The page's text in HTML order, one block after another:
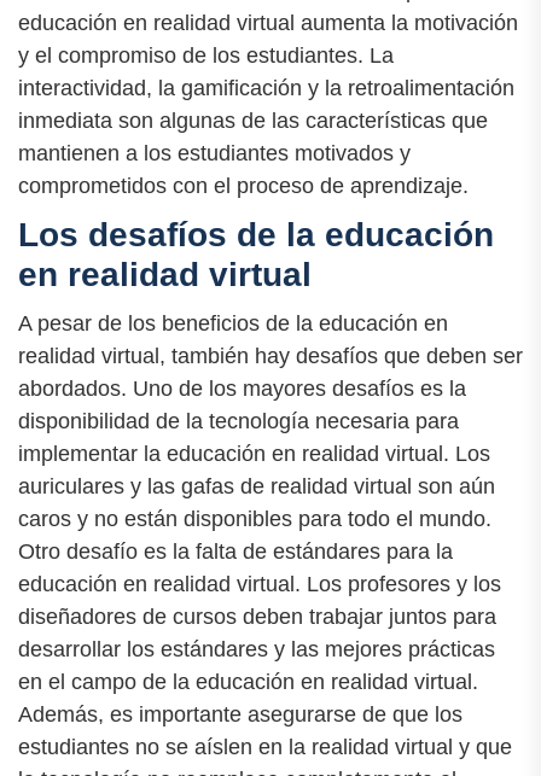
educación en realidad virtual aumenta la motivación
y el compromiso de los estudiantes. La
interactividad, la gamificación y la retroalimentación
inmediata son algunas de las características que
mantienen a los estudiantes motivados y
comprometidos con el proceso de aprendizaje.
Los desafíos de la educación
en realidad virtual
A pesar de los beneficios de la educación en
realidad virtual, también hay desafíos que deben ser
abordados. Uno de los mayores desafíos es la
disponibilidad de la tecnología necesaria para
implementar la educación en realidad virtual. Los
auriculares y las gafas de realidad virtual son aún
caros y no están disponibles para todo el mundo.
Otro desafío es la falta de estándares para la
educación en realidad virtual. Los profesores y los
diseñadores de cursos deben trabajar juntos para
desarrollar los estándares y las mejores prácticas
en el campo de la educación en realidad virtual.
Además, es importante asegurarse de que los
estudiantes no se aíslen en la realidad virtual y que